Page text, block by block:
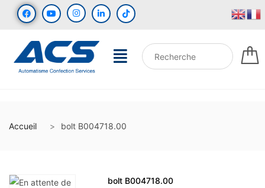
Accueil bolt B004718.00
bolt B004718.00